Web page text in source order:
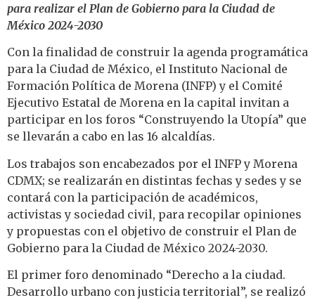
para realizar el Plan de Gobierno para la Ciudad de
México 2024-2030
Con la finalidad de construir la agenda programática
para la Ciudad de México, el Instituto Nacional de
Formación Política de Morena (INFP) y el Comité
Ejecutivo Estatal de Morena en la capital invitan a
participar en los foros “Construyendo la Utopía” que
se llevarán a cabo en las 16 alcaldías.
Los trabajos son encabezados por el INFP y Morena
CDMX; se realizarán en distintas fechas y sedes y se
contará con la participación de académicos,
activistas y sociedad civil, para recopilar opiniones
y propuestas con el objetivo de construir el Plan de
Gobierno para la Ciudad de México 2024-2030.
El primer foro denominado “Derecho a la ciudad.
Desarrollo urbano con justicia territorial”, se realizó